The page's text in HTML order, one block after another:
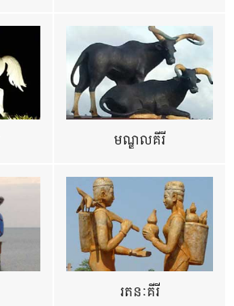
មណ្ឌលគីរី
រតនៈគីរី